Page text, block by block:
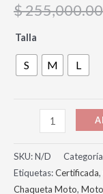
$255,000.00
Talla
S M L
SKU:N/D
Etiquetas:Certificada,
Chaqueta Moto,